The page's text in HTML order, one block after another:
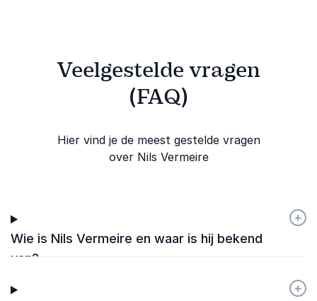
Veelgestelde vragen
(FAQ)
Hier vind je de meest gestelde vragen
over Nils Vermeire
Wie is Nils Vermeire en waar is hij bekend
van?
+
-
+
-